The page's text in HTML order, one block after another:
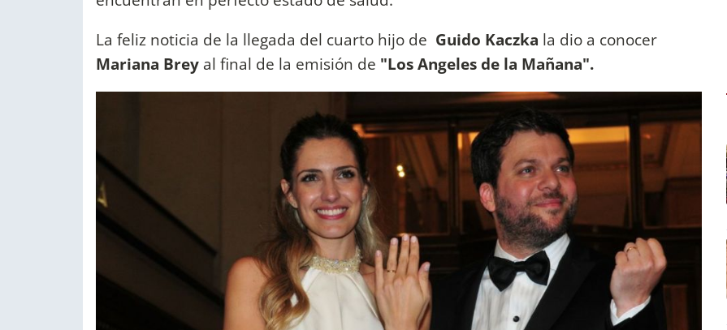
La feliz noticia de la llegada del cuarto hijo de Guido Kaczka la dio a conocer
Mariana Brey al final de la emisión de "Los Angeles de la Mañana".